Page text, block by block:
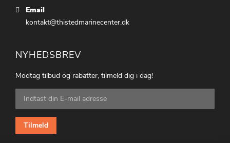
Email
kontakt@thistedmarinecenter.dk
NYHEDSBREV
Modtag tilbud og rabatter, tilmeld dig i dag!
Tilmeld
dig
vores
nyhedsbrev:
Tilmeld